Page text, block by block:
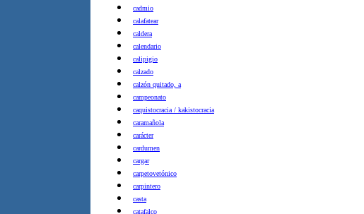
cadmio
calafatear
caldera
calendario
calipigio
calzado
calzón quitado, a
campeonato
caquistocracia / kakistocracia
caramañola
carácter
cardumen
cargar
carpetovetónico
carpintero
casta
catafalco